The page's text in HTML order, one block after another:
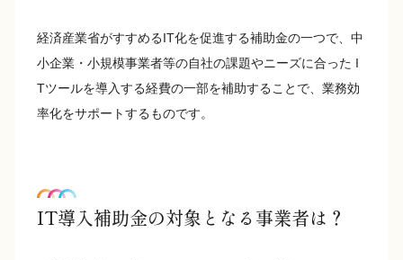
経済産業省がすすめるIT化を促進する補助金の一つで、中
小企業・小規模事業者等の自社の課題やニーズに合った I
Tツールを導入する経費の一部を補助することで、業務効
率化をサポートするものです。
IT導入補助金の対象となる事業者は？